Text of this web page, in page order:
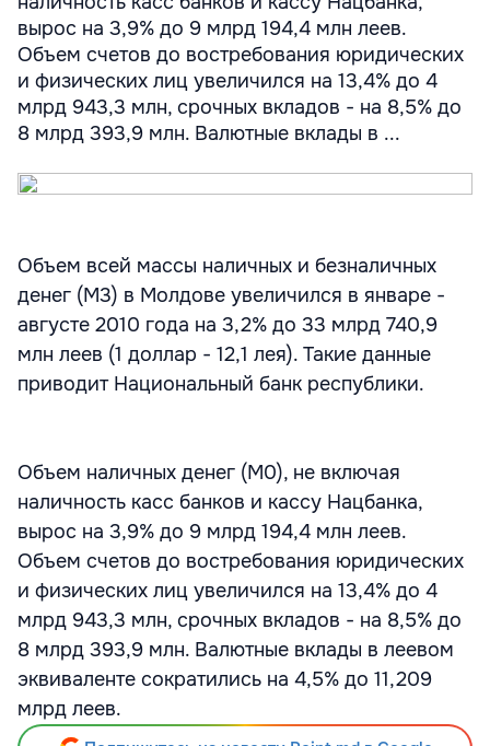
вырос на 3,9% до 9 млрд 194,4 млн леев.
Объем счетов до востребования юридических
и физических лиц увеличился на 13,4% до 4
млрд 943,3 млн, срочных вкладов - на 8,5% до
8 млрд 393,9 млн. Валютные вклады в ...
Объем всей массы наличных и безналичных
денег (М3) в Молдове увеличился в январе -
августе 2010 года на 3,2% до 33 млрд 740,9
млн леев (1 доллар - 12,1 лея). Такие данные
приводит Национальный банк республики.
Объем наличных денег (М0), не включая
наличность касс банков и кассу Нацбанка,
вырос на 3,9% до 9 млрд 194,4 млн леев.
Объем счетов до востребования юридических
и физических лиц увеличился на 13,4% до 4
млрд 943,3 млн, срочных вкладов - на 8,5% до
8 млрд 393,9 млн. Валютные вклады в леевом
эквиваленте сократились на 4,5% до 11,209
млрд леев.